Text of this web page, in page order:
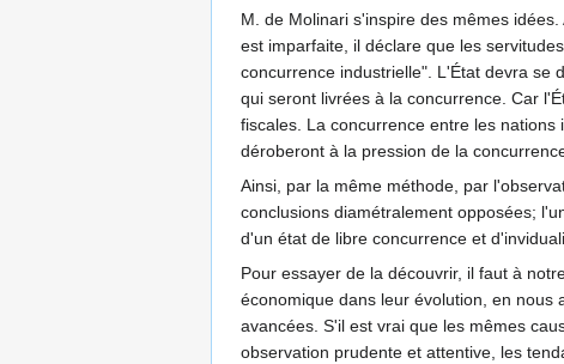
M. de Molinari s'inspire des mêmes
est imparfaite, il déclare que les
concurrence industrielle". L'État devra se
qui seront livrées à la concurrence. Car
fiscales. La concurrence entre les
déroberont à la pression de la
Ainsi, par la même méthode, par
conclusions diamétralement opposées;
d'un état de libre concurrence et
Pour essayer de la découvrir, il faut à
économique dans leur évolution, en nous
avancées. S'il est vrai que les mêmes
observation prudente et attentive, les